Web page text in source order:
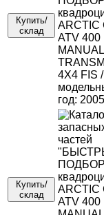
Купить/
склад
Купить/
склад